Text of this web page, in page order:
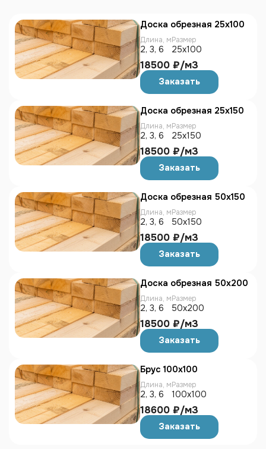
Доска обрезная 25х100
Длина, м
2, 3, 6
Размер
25х100
18500 ₽/м3
Заказать
Доска обрезная 25х150
Длина, м
2, 3, 6
Размер
25х150
18500 ₽/м3
Заказать
Доска обрезная 50х150
Длина, м
2, 3, 6
Размер
50х150
18500 ₽/м3
Заказать
Доска обрезная 50х200
Длина, м
2, 3, 6
Размер
50х200
18500 ₽/м3
Заказать
Брус 100х100
Длина, м
2, 3, 6
Размер
100х100
18600 ₽/м3
Заказать